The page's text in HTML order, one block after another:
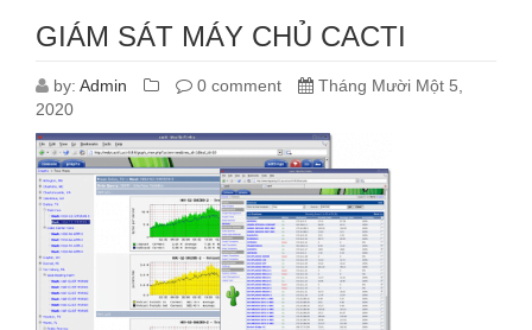
GIÁM SÁT MÁY CHỦ CACTI
by: Admin 0 comment
Tháng Mười Một 5,
2020